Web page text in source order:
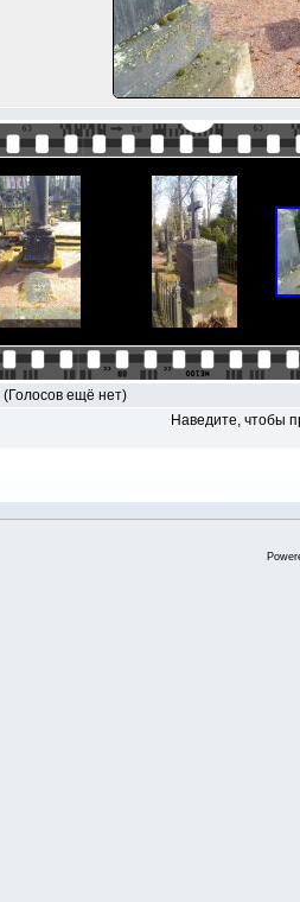
(Голосов ещё нет)
Наведите, чтобы